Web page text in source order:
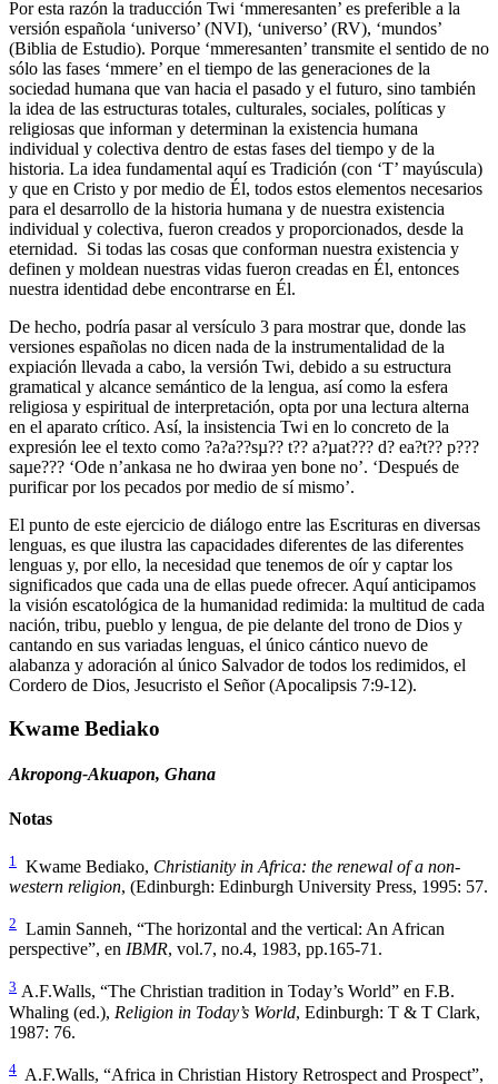
Por esta razón la traducción Twi ‘mmeresanten’ es preferible a la
versión española ‘universo’ (NVI), ‘universo’ (RV), ‘mundos’
(Biblia de Estudio). Porque ‘mmeresanten’ transmite el sentido de no
sólo las fases ‘mmere’ en el tiempo de las generaciones de la
sociedad humana que van hacia el pasado y el futuro, sino también
la idea de las estructuras totales, culturales, sociales, políticas y
religiosas que informan y determinan la existencia humana
individual y colectiva dentro de estas fases del tiempo y de la
historia. La idea fundamental aquí es Tradición (con ‘T’ mayúscula)
y que en Cristo y por medio de Él, todos estos elementos necesarios
para el desarrollo de la historia humana y de nuestra existencia
individual y colectiva, fueron creados y proporcionados, desde la
eternidad. Si todas las cosas que conforman nuestra existencia y
definen y moldean nuestras vidas fueron creadas en Él, entonces
nuestra identidad debe encontrarse en Él.
De hecho, podría pasar al versículo 3 para mostrar que, donde las
versiones españolas no dicen nada de la instrumentalidad de la
expiación llevada a cabo, la versión Twi, debido a su estructura
gramatical y alcance semántico de la lengua, así como la esfera
religiosa y espiritual de interpretación, opta por una lectura alterna
en el aparato crítico. Así, la insistencia Twi en lo concreto de la
expresión lee el texto como ?a?a??sµ?? t?? a?µat??? d? ea?t?? p???
saµe??? ‘Ode n’ankasa ne ho dwiraa yen bone no’. ‘Después de
purificar por los pecados por medio de sí mismo’.
El punto de este ejercicio de diálogo entre las Escrituras en diversas
lenguas, es que ilustra las capacidades diferentes de las diferentes
lenguas y, por ello, la necesidad que tenemos de oír y captar los
significados que cada una de ellas puede ofrecer. Aquí anticipamos
la visión escatológica de la humanidad redimida: la multitud de cada
nación, tribu, pueblo y lengua, de pie delante del trono de Dios y
cantando en sus variadas lenguas, el único cántico nuevo de
alabanza y adoración al único Salvador de todos los redimidos, el
Cordero de Dios, Jesucristo el Señor (Apocalipsis 7:9-12).
Kwame Bediako
Akropong-Akuapon, Ghana
Notas
1 Kwame Bediako, Christianity in Africa: the renewal of a non-
western religion, (Edinburgh: Edinburgh University Press, 1995: 57.
2 Lamin Sanneh, “The horizontal and the vertical: An African
perspective”, en IBMR, vol.7, no.4, 1983, pp.165-71.
3 A.F.Walls, “The Christian tradition in Today’s World” en F.B.
Whaling (ed.), Religion in Today’s World, Edinburgh: T & T Clark,
1987: 76.
4 A.F.Walls, “Africa in Christian History Retrospect and Prospect”,